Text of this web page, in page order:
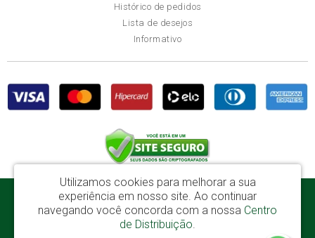
Histórico de pedidos
Lista de desejos
Informativo
Disba Móveis Salvador Ltda - CNPJ: 52.081.184/0001-65
Av. Cardeal Avelar Brandão Villela, 2696 - Mata Escura - Salvador / BA - CEP:
41219-600
Utilizamos cookies para melhorar a sua
experiência em nosso site. Ao continuar
navegando você concorda com a nossa Centro
de Distribuição.